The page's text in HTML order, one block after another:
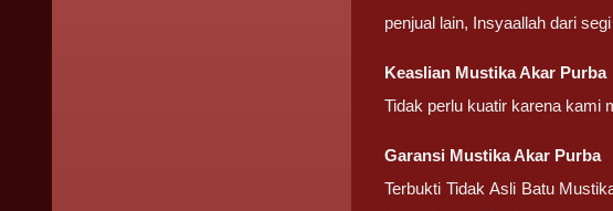
penjual lain, Insyaallah dari
Keaslian Mustika Akar Purba
Tidak perlu kuatir karena kami
Garansi Mustika Akar Purba
Terbukti Tidak Asli Batu